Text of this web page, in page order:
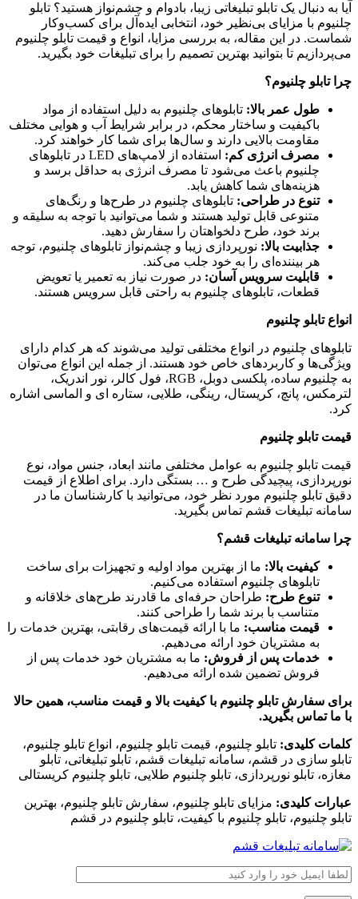
آیا به دنبال یک تابلو تبلیغاتی زیبا، بادوام و چشم‌نواز هستید؟ تابلو
چلنیوم با مزایای بی‌نظیر خود، انتخابی ایده‌آل برای کسب‌وکار
شماست. در این مقاله، به بررسی مزایا، انواع و قیمت تابلو چلنیوم
می‌پردازیم تا بتوانید بهترین تصمیم را برای تبلیغات خود بگیرید.
چرا تابلو چلنیوم؟
طول عمر بالا: تابلوهای چلنیوم به دلیل استفاده از مواد
باکیفیت و ساختار محکم، در برابر شرایط آب و هوایی مختلف
مقاومت بالایی دارند و سال‌ها برای شما کار خواهند کرد.
مصرف انرژی کم:
استفاده از لامپ‌های LED در تابلوهای
چلنیوم باعث می‌شود تا مصرف انرژی به حداقل برسد و
هزینه‌های شما کاهش یابد.
تنوع در طراحی: تابلوهای چلنیوم در طرح‌ها و رنگ‌های
متنوعی قابل تولید هستند و شما می‌توانید با توجه به سلیقه و
برند خود، طرح دلخواهتان را سفارش دهید.
جذابیت بالا: نورپردازی زیبا و چشم‌نواز تابلوهای چلنیوم، توجه
هر بیننده‌ای را به خود جلب می‌کند.
قابلیت سرویس آسان: در صورت نیاز به تعمیر یا تعویض
قطعات، تابلوهای چلنیوم به راحتی قابل سرویس هستند.
انواع تابلو چلنیوم
تابلوهای چلنیوم در انواع مختلفی تولید می‌شوند که هر کدام دارای
ویژگی‌ها و کاربردهای خاص خود هستند. از جمله این انواع می‌توان
به چلنیوم ساده، پلکسی دوبل، RGB، فول کالر، نور اندریک،
لترمکس، پانچ، کریستال، رینگی، طلایی، ستاره ای و الماسی اشاره
کرد.
قیمت تابلو چلنیوم
قیمت تابلو چلنیوم به عوامل مختلفی مانند ابعاد، جنس مواد، نوع
نورپردازی، پیچیدگی طرح و … بستگی دارد. برای اطلاع از قیمت
دقیق تابلو چلنیوم مورد نظر خود، می‌توانید با کارشناسان ما در
سامانه تبلیغات قشم تماس بگیرید.
چرا سامانه تبلیغات قشم؟
کیفیت بالا: ما از بهترین مواد اولیه و تجهیزات برای ساخت
تابلوهای چلنیوم استفاده می‌کنیم.
تنوع طرح: طراحان حرفه‌ای ما قادرند طرح‌های خلاقانه و
متناسب با برند شما را طراحی کنند.
قیمت مناسب: ما با ارائه قیمت‌های رقابتی، بهترین خدمات را
به مشتریان خود ارائه می‌دهیم.
خدمات پس از فروش: ما به مشتریان خود خدمات پس از
فروش تضمین شده ارائه می‌دهیم.
برای سفارش تابلو چلنیوم با کیفیت بالا و قیمت مناسب، همین حالا
با ما تماس بگیرید.
کلمات کلیدی: تابلو چلنیوم، قیمت تابلو چلنیوم، انواع تابلو چلنیوم،
تابلو سازی در قشم، سامانه تبلیغات قشم، تابلو تبلیغاتی، تابلو
مغازه، تابلو نورپردازی، تابلو چلنیوم طلایی، تابلو چلنیوم کریستالی
عبارات کلیدی: مزایای تابلو چلنیوم، سفارش تابلو چلنیوم، بهترین
تابلو چلنیوم، تابلو چلنیوم با کیفیت، تابلو چلنیوم در قشم